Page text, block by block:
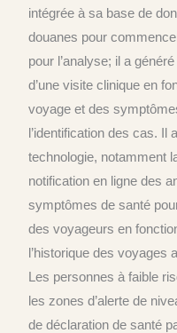
intégrée à sa base de
douanes pour
pour l’analyse; il a
d’une visite clinique en
voyage et des
l’identification des cas. Il
technologie, notamment
notification en ligne des
symptômes de santé
des voyageurs en
l’historique des voyages
Les personnes à faible
les zones d’alerte de
de déclaration de santé